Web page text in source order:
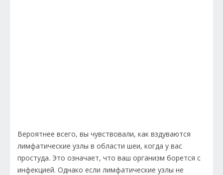
Вероятнее всего, вы чувствовали, как вздуваются
лимфатические узлы в области шеи, когда у вас
простуда. Это означает, что ваш организм борется с
инфекцией. Однако если лимфатические узлы не